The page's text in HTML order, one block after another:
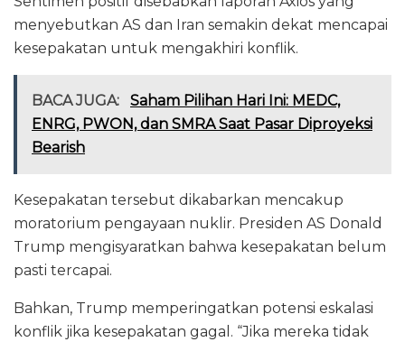
menyebutkan AS dan Iran semakin dekat mencapai
kesepakatan untuk mengakhiri konflik.
BACA JUGA:
Saham Pilihan Hari Ini: MEDC,
ENRG, PWON, dan SMRA Saat Pasar Diproyeksi
Bearish
Kesepakatan tersebut dikabarkan mencakup
moratorium pengayaan nuklir. Presiden AS Donald
Trump mengisyaratkan bahwa kesepakatan belum
pasti tercapai.
Bahkan, Trump memperingatkan potensi eskalasi
konflik jika kesepakatan gagal. “Jika mereka tidak